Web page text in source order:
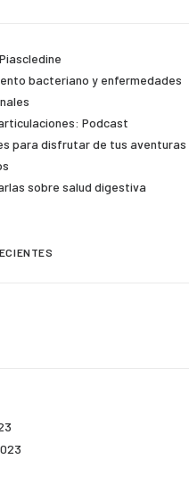
bacteriano y enfermedades
Podcast
para disfrutar de tus aventuras
sobre salud digestiva